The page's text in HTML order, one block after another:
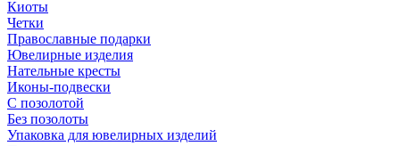
Киоты
Четки
Православные подарки
Ювелирные изделия
Нательные кресты
Иконы-подвески
С позолотой
Без позолоты
Упаковка для ювелирных изделий